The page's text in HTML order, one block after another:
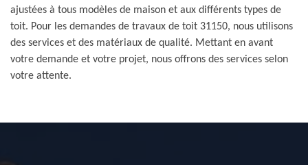
ajustées à tous modèles de maison et aux différents types de
toit. Pour les demandes de travaux de toit 31150, nous utilisons
des services et des matériaux de qualité. Mettant en avant
votre demande et votre projet, nous offrons des services selon
votre attente.